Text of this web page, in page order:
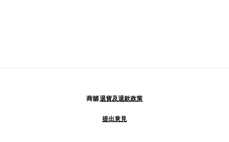
商舖退貨及退款政策
提出意見